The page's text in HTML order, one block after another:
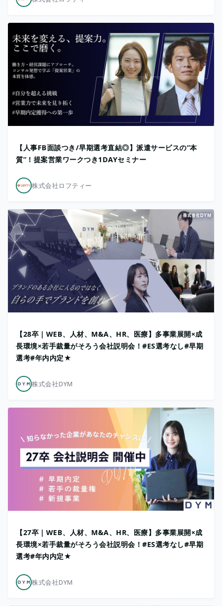
【人事FB面談つき/早期選考直結◎】派遣サービスの”本
質”！提案営業ワークつき1DAYセミナー
株式会社ロフティー
【28卒｜WEB、人材、M&A、HR、医療】多事業展開×成
長環境×若手裁量がそろう会社説明会！#ES選考なし#早期
選考#年内内定★
株式会社DYM
【27卒｜WEB、人材、M&A、HR、医療】多事業展開×成
長環境×若手裁量がそろう会社説明会！#ES選考なし#早期
選考#年内内定★
株式会社DYM